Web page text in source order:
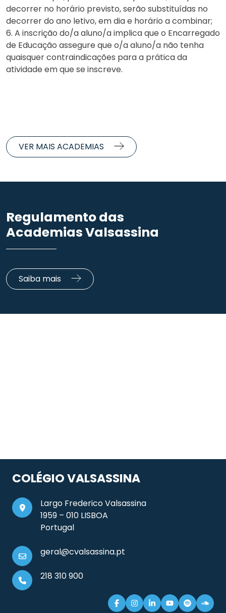
decorrer no horário previsto, serão substituídas no
decorrer do ano letivo, em dia e horário a combinar;
6. A inscrição do/a aluno/a implica que o Encarregado
de Educação assegure que o/a aluno/a não tenha
quaisquer contraindicações para a prática da
atividade em que se inscreve.
VER MAIS ACADEMIAS
Regulamento das
Academias Valsassina
Saiba mais
COLÉGIO VALSASSINA
Largo Frederico Valsassina
1959 – 010 LISBOA
Portugal
geral@cvalsassina.pt
218 310 900